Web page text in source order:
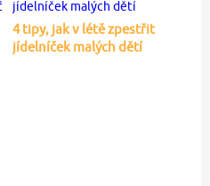
4 tipy, jak v létě zpestřit
jídelníček malých dětí